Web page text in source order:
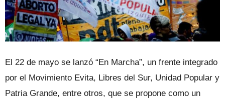
El 22 de mayo se lanzó “En Marcha”, un frente integrado
por el Movimiento Evita, Libres del Sur, Unidad Popular y
Patria Grande, entre otros, que se propone como un